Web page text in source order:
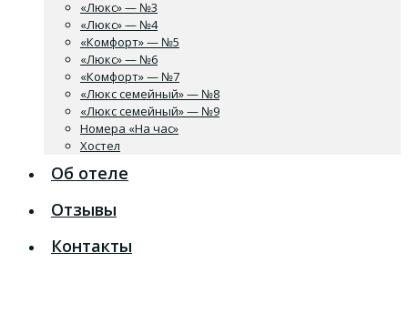
«Люкс» — №3
«Люкс» — №4
«Комфорт» — №5
«Люкс» — №6
«Комфорт» — №7
«Люкс семейный» — №8
«Люкс семейный» — №9
Номера «На час»
Хостел
Об отеле
Отзывы
Контакты